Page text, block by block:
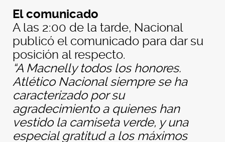
El comunicado
A las 2:00 de la tarde, Nacional
publicó el comunicado para dar su
posición al respecto.
“A Macnelly todos los honores.
Atlético Nacional siempre se ha
caracterizado por su
agradecimiento a quienes han
vestido la camiseta verde, y una
especial gratitud a los máximos